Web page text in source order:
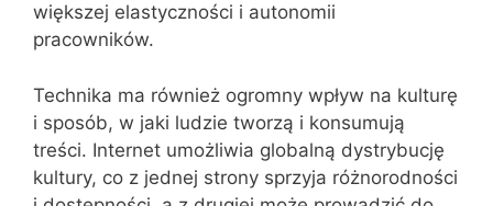
większej elastyczności i autonomii
pracowników.
Technika ma również ogromny wpływ na kulturę
i sposób, w jaki ludzie tworzą i konsumują
treści. Internet umożliwia globalną dystrybucję
kultury, co z jednej strony sprzyja różnorodności